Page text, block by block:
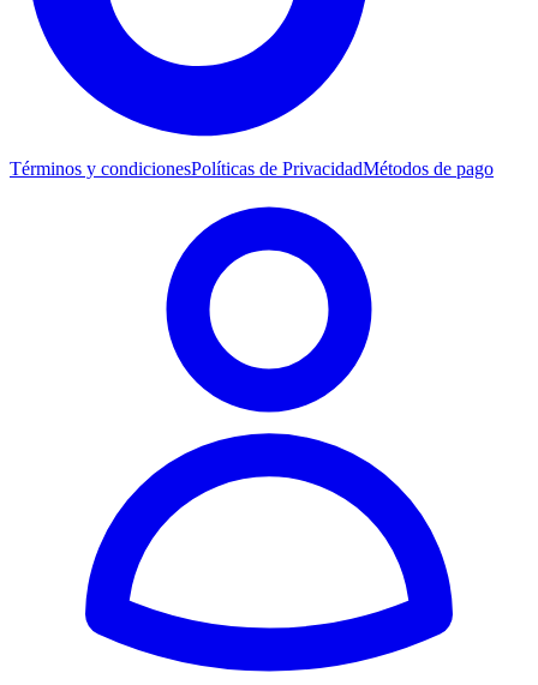
Términos y condicionesPolíticas de PrivacidadMétodos de pago